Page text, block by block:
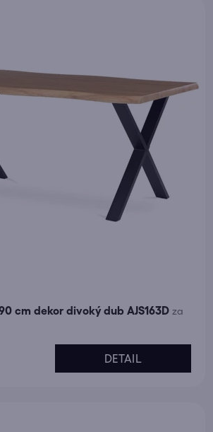
cm dekor divoký dub AJS163D za
DETAIL